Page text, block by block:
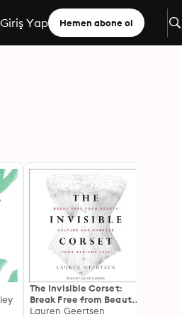
Giriş Yap Hemen abone ol
The Invisible Corset:
Break Free from Beauty
Culture and Embrace
Lauren Geertsen